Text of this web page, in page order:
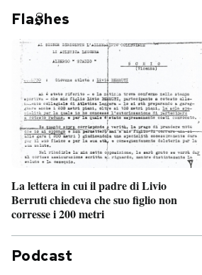
Fla hes
La lettera in cui il padre di Livio
Berruti chiedeva che suo figlio non
corresse i 200 metri
Podcast